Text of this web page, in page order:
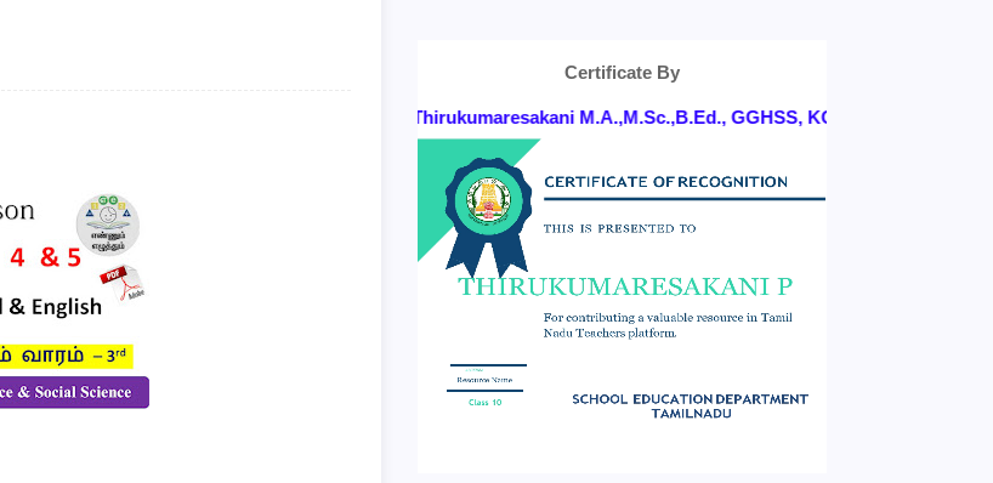
Certificate By
Certificates By : P.Thirukumaresakani M.A.,M.Sc.,B.Ed., GGHSS, KONGANAPURAM, SALEM